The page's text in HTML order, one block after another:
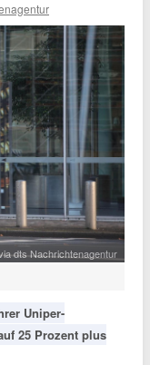
dts Nachrichtenagentur
Uniper-
25 Prozent plus